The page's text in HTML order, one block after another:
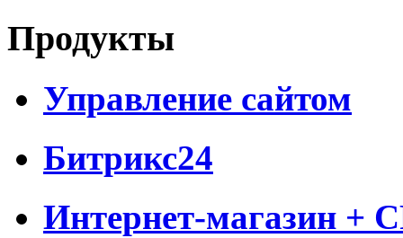
Продукты
Управление сайтом
Битрикс24
Интернет-магазин +